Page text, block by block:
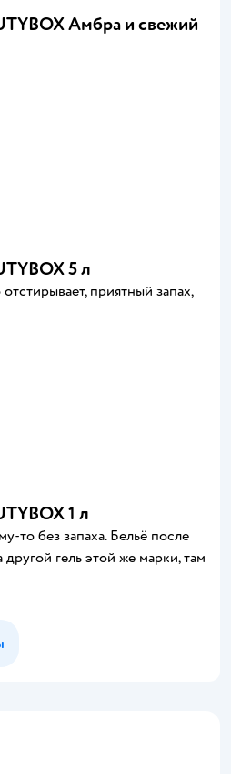
Амбра и свежий
5 л
приятный запах,
1 л
то без запаха. Бельё после
гель этой же марки, там